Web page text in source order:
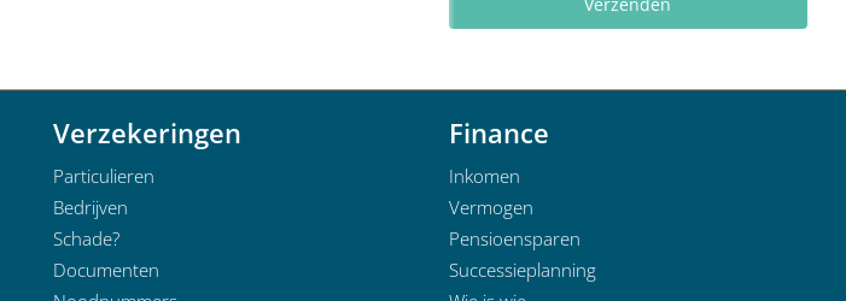
Verzekeringen
Particulieren
Bedrijven
Schade?
Documenten
Finance
Inkomen
Vermogen
Pensioensparen
Successieplanning